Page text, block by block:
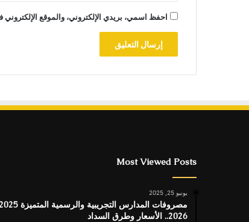
احفظ اسمي، بريدي الإلكتروني، والموقع
Most Viewed Posts
يونيو 25, 2025
2026.. الأسعار وطرق السداد